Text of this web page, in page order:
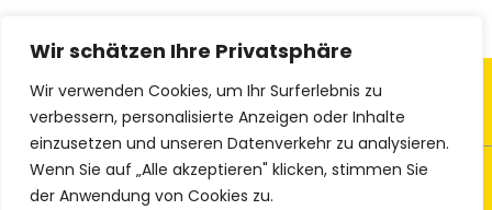
Wir schätzen Ihre Privatsphäre
Wir verwenden Cookies, um Ihr Surferlebnis zu
verbessern, personalisierte Anzeigen oder Inhalte
einzusetzen und unseren Datenverkehr zu analysieren.
Wenn Sie auf „Alle akzeptieren" klicken, stimmen Sie
der Anwendung von Cookies zu.
© 2023 Ethno-Textiles